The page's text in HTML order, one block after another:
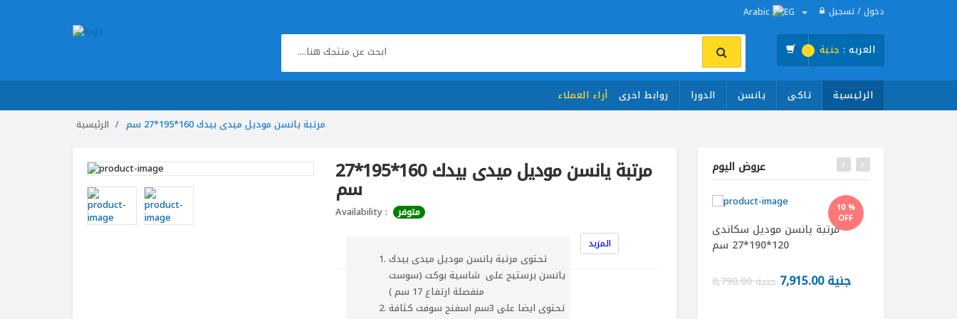
دخول / تسجيل Arabic
العربه : جنية
أراء العملاء روابط اخرى الدورا يانسن تاكى الرئيسية
الرئيسية مرتبة يانسن موديل ميدى بيدك 160*195*27 سم
مرتبة يانسن موديل ميدى بيدك 160*195*27
سم
Availability : متوفر
تحتوى مرتبة يانسن موديل ميدى بيدك
يانسن برستيج على شاسية بوكت (سوست
منفصلة ارتفاع 17 سم )
تحتوى ايضا على 3سم اسفنج سوفت كثافة
المزيد
عروض اليوم
10 %
OFF
مرتبة يانسن موديل سكاندى
120*190*27 سم
جنية 7,915.00 جنية 8,790.00